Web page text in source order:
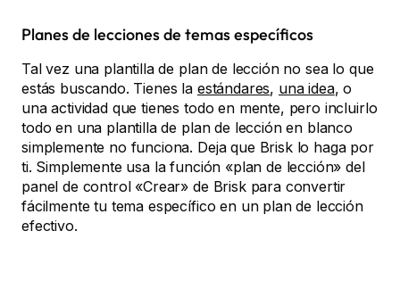
Planes de lecciones de temas específicos
Tal vez una plantilla de plan de lección no sea lo que
estás buscando. Tienes la estándares, una idea, o
una actividad que tienes todo en mente, pero incluirlo
todo en una plantilla de plan de lección en blanco
simplemente no funciona. Deja que Brisk lo haga por
ti. Simplemente usa la función «plan de lección» del
panel de control «Crear» de Brisk para convertir
fácilmente tu tema específico en un plan de lección
efectivo.